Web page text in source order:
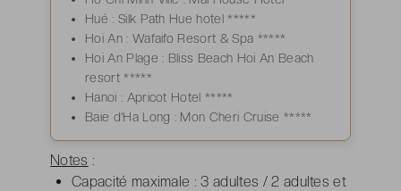
Hué : Silk Path Hue hotel *****
Hoi An : Wafaifo Resort & Spa *****
Hoi An Plage : Bliss Beach Hoi An Beach
resort *****
Hanoï : Apricot Hotel *****
Baie d’Ha Long : Mon Cheri Cruise *****
Notes :
Capacité maximale : 3 adultes / 2 adultes et